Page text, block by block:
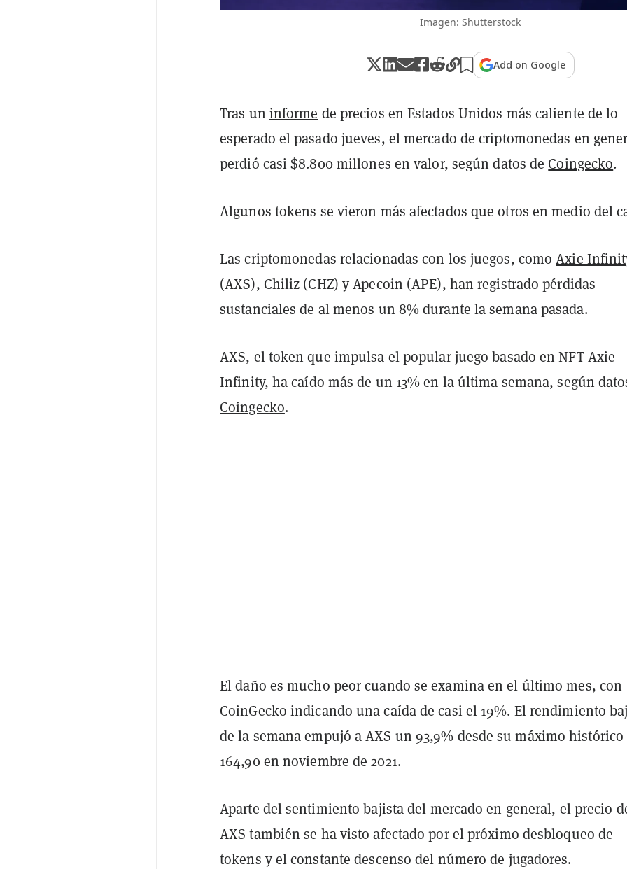
Imagen: Shutterstock
Add on Google
Tras un informe de precios en Estados Unidos más caliente de lo
esperado el pasado jueves, el mercado de criptomonedas en
perdió casi $8.800 millones en valor, según datos de Coingecko.
Algunos tokens se vieron más afectados que otros en medio del
Las criptomonedas relacionadas con los juegos, comoAxie
(AXS), Chiliz (CHZ) y Apecoin (APE), han registrado pérdidas
sustanciales de al menos un 8% durante la semana pasada.
AXS, el token que impulsa el popular juego basado en NFT Axie
Infinity, ha caído más de un 13% en la última semana, según
Coingecko.
El daño es mucho peor cuando se examina en el último mes, con
CoinGecko indicando una caída de casi el 19%. El rendimiento
de la semana empujó a AXS un 93,9% desde su máximo histórico
164,90 en noviembre de 2021.
Aparte del sentimiento bajista del mercado en general, el precio
AXS también se ha visto afectado por el próximo desbloqueo de
tokens y el constante descenso del número de jugadores.